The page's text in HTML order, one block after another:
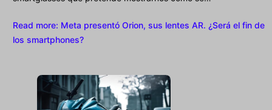
Read more: Meta presentó Orion, sus lentes AR. ¿Será el fin de
los smartphones?